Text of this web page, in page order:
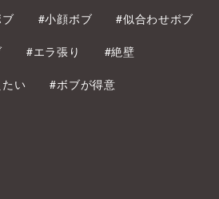
#小顔ボブ #似合わせボブ
#エラ張り #絶壁
い #ボブが得意